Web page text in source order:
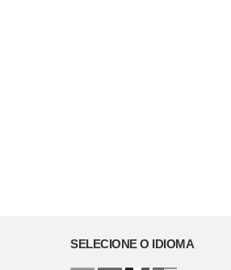
SELECIONE O IDIOMA